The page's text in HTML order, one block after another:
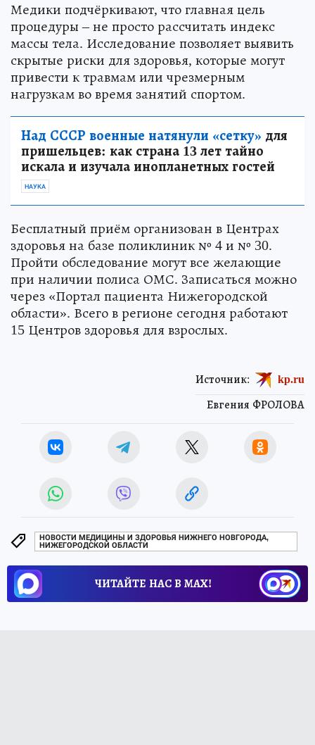
Медики подчёркивают, что главная цель
процедуры – не просто рассчитать индекс
массы тела. Исследование позволяет выявить
скрытые риски для здоровья, которые могут
привести к травмам или чрезмерным
нагрузкам во время занятий спортом.
Над СССР военные натянули «сетку» для
пришельцев: как страна 13 лет тайно
искала и изучала инопланетных гостей
НАУКА
Бесплатный приём организован в Центрах
здоровья на базе поликлиник № 4 и № 30.
Пройти обследование могут все желающие
при наличии полиса ОМС. Записаться можно
через «Портал пациента Нижегородской
области». Всего в регионе сегодня работают
15 Центров здоровья для взрослых.
Евгения ФРОЛОВА
Источник: kp.ru
НОВОСТИ МЕДИЦИНЫ И ЗДОРОВЬЯ НИЖНЕГО НОВГОРОДА,
НИЖЕГОРОДСКОЙ ОБЛАСТИ
ЧИТАЙТЕ НАС В МАХ!